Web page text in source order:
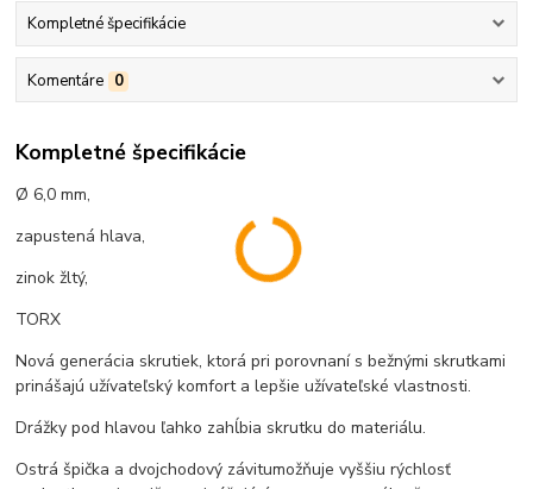
Kompletné špecifikácie
Komentáre 0
Kompletné špecifikácie
Ø 6,0 mm,
zapustená hlava,
zinok žltý,
TORX
Nová generácia skrutiek, ktorá pri porovnaní s bežnými skrutkami
prinášajú užívateľský komfort a lepšie užívateľské vlastnosti.
Drážky pod hlavou ľahko zahĺbia skrutku do materiálu.
Ostrá špička a dvojchodový závitumožňuje vyššiu rýchlosť